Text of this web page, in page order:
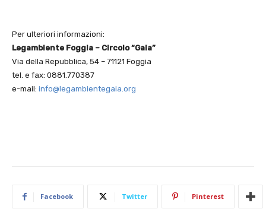
Per ulteriori informazioni:
Legambiente Foggia – Circolo “Gaia”
Via della Repubblica, 54 – 71121 Foggia
tel. e fax: 0881.770387
e-mail: info@legambientegaia.org
Facebook Twitter Pinterest